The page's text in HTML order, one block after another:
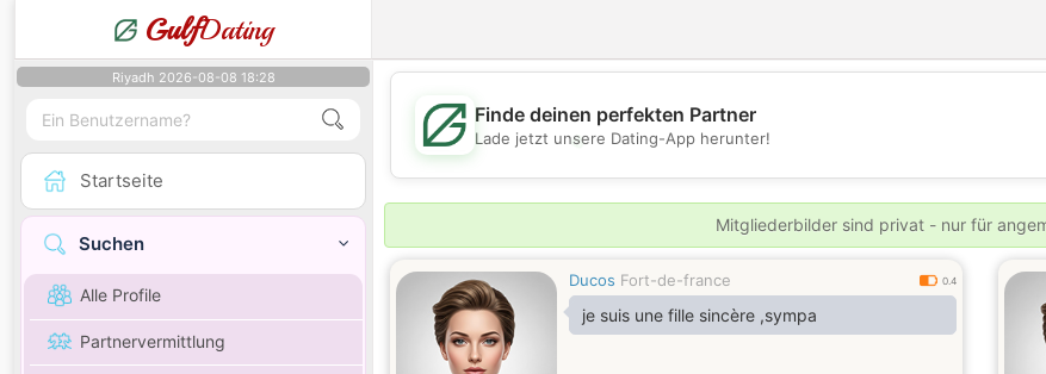
GulfDating
Riyadh 2026-08-08 18:28
Startseite
Suchen
Alle Profile
Partnervermittlung
💖
Finde deinen perfekten Partner
Lade jetzt unsere Dating-App herunter!
Mitgliederbilder sind privat - nur für
Ducos Fort-de-france 0.4
je suis une fille sincère ,sympa